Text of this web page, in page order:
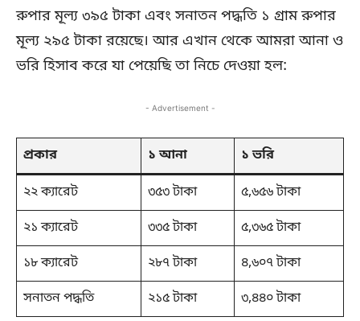
রুপার মূল্য ৩৯৫ টাকা এবং সনাতন পদ্ধতি ১ গ্রাম রুপার
মূল্য ২৯৫ টাকা রয়েছে। আর এখান থেকে আমরা আনা ও
ভরি হিসাব করে যা পেয়েছি তা নিচে দেওয়া হল:
- Advertisement -
প্রকার ১ আনা ১ ভরি
২২ ক্যারেট ৩৫৩ টাকা
৫,৬৫৬ টাকা
২১ ক্যারেট
৩৩৫ টাকা
৫,৩৬৫ টাকা
১৮ ক্যারেট
২৮৭ টাকা
৪,৬০৭ টাকা
সনাতন পদ্ধতি
২১৫ টাকা ৩,৪৪০ টাকা